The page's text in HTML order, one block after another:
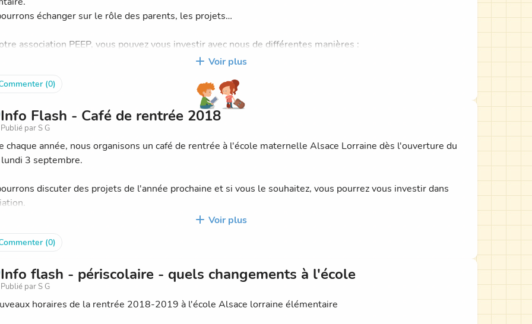
êtes intéressé pour rejoindre l'association, n'hésitez pas à nous contacter !
échanger sur le rôle des parents, les projets…
association PEEP, vous pouvez vous investir avec nous de différentes manières :
le groupe sans forcément adhérer mais en nous faisant partager vos idées,
en parler avec nous pour trouver ce qui vous convient le mieux.
Voir plus
(0)
Info Flash - Café de rentrée 2018
Publié par S G
chaque année, nous organisons un café de rentrée à l'école maternelle Alsace Lorraine dès l'ouverture du
3 septembre.
discuter des projets de l'année prochaine et si vous le souhaitez, vous pourrez vous investir dans
actuellement 14 parents, élus et non élus, et nous nous réunissons au minimum 3 fois par an pour
nos actions et les 3 conseils de classes de maternelle et élémentaire.
de dialoguer avec la mairie et les enseignants autour des projets communs.
principales dans l'année sont :
Voir plus
(0)
Info flash - périscolaire - quels changements à l'école
Publié par S G
horaires de la rentrée 2018-2019 à l'école Alsace lorraine élémentaire